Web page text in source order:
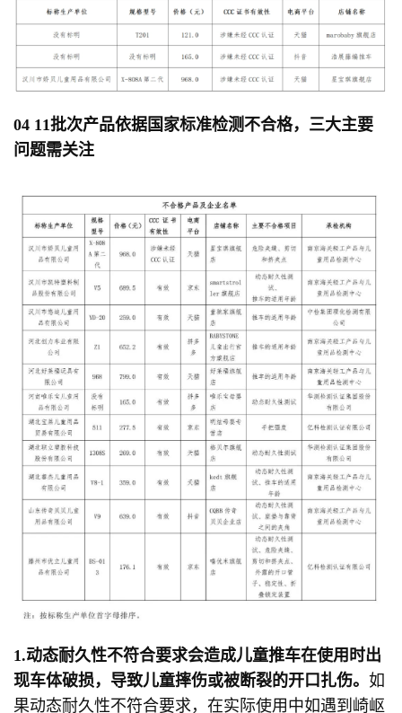
04 11批次产品依据国家标准检测不合格，三大主要
问题需关注
1.动态耐久性不符合要求会造成儿童推车在使用时出
现车体破损，导致儿童摔伤或被断裂的开口扎伤。 如
果动态耐久性不符合要求，在实际使用中如遇到崎岖